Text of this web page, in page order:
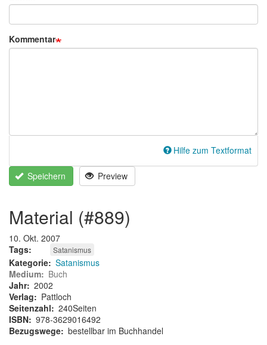
Kommentar
Hilfe zum Textformat
Speichern Preview
material (#889)
10. Okt. 2007
Tags
Satanismus
Kategorie Satanismus
Medium
Buch
Jahr 2002
Verlag
Pattloch
Seitenzahl
240Seiten
ISBN 978-3629016492
Bezugswege bestellbar im Buchhandel